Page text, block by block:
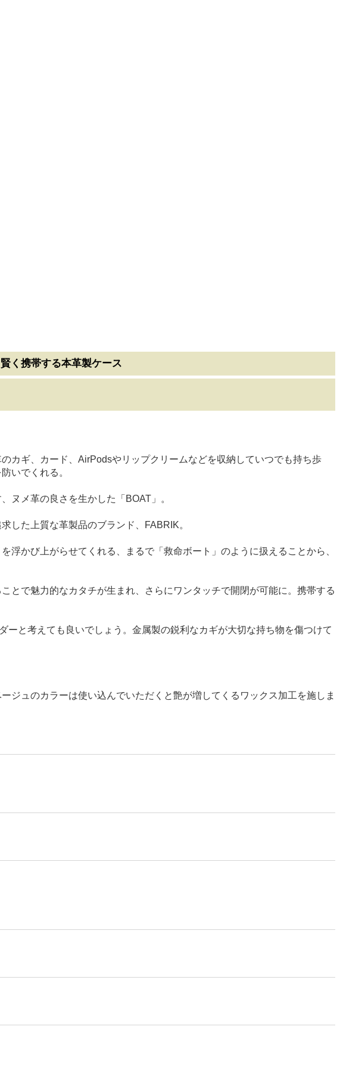
く携帯する本革製ケース
カギ、カード、AirPodsやリップクリームなどを収納していつでも持ち歩
いでくれる。
ヌメ革の良さを生かした「BOAT」。
した上質な革製品のブランド、FABRIK。
かび上がらせてくれる、まるで「救命ボート」のように扱えることから、
とで魅力的なカタチが生まれ、さらにワンタッチで開閉が可能に。携帯する
と考えても良いでしょう。金属製の鋭利なカギが大切な持ち物を傷つけて
ジュのカラーは使い込んでいただくと艶が増してくるワックス加工を施しま